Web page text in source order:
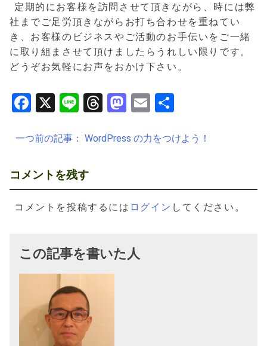
定期的にお客様を訪問させて頂きながら、時には弊
社までご足労頂きながらお打ち合わせを重ねてい
き、お客様のビジネスやご活動のお手伝いをご一緒
に取り組まさせて頂けましたらうれしい限りです。
どうぞお気軽にお声をおかけ下さい。
Facebook
X LineThreads
Mastodon
Email
投
ナ
ビ
ゲ
ョ
ン
一つ前の記事： WordPress の力をつけよう！
コメントを残す
コメントを投稿するには ログイン してください。
この記事を書いた人